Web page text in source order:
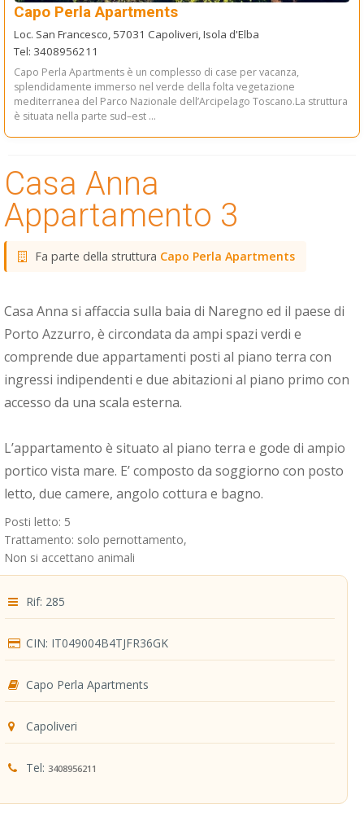
Capo Perla Apartments
Loc. San Francesco, 57031 Capoliveri, Isola d'Elba
Tel: 3408956211
Capo Perla Apartments è un complesso di case per vacanza,
splendidamente immerso nel verde della folta vegetazione
mediterranea del Parco Nazionale dell’Arcipelago Toscano.La struttura
è situata nella parte sud–est ...
Casa Anna
Appartamento 3
Fa parte della struttura Capo Perla Apartments
Casa Anna si affaccia sulla baia di Naregno ed il paese di
Porto Azzurro, è circondata da ampi spazi verdi e
comprende due appartamenti posti al piano terra con
ingressi indipendenti e due abitazioni al piano primo con
accesso da una scala esterna.
L’appartamento è situato al piano terra e gode di ampio
portico vista mare. E’ composto da soggiorno con posto
letto, due camere, angolo cottura e bagno.
Posti letto: 5
Trattamento: solo pernottamento,
Non si accettano animali
Rif: 285
CIN: IT049004B4TJFR36GK
Capo Perla Apartments
Capoliveri
Tel: 3408956211